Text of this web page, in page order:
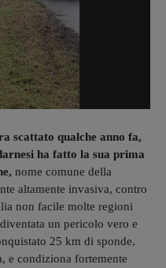
scattato qualche anno fa,
ha fatto la sua prima
nome comune della
altamente invasiva, contro
non facile molte regioni
un pericolo vero e
25 km di sponde,
e condiziona fortemente